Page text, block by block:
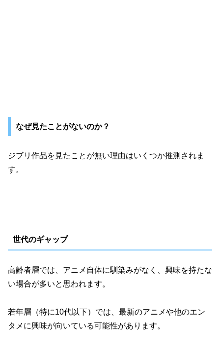
なぜ見たことがないのか？
ジブリ作品を見たことが無い理由はいくつか推測されま
す。
世代のギャップ
高齢者層では、アニメ自体に馴染みがなく、興味を持たな
い場合が多いと思われます。
若年層（特に10代以下）では、最新のアニメや他のエン
タメに興味が向いている可能性があります。